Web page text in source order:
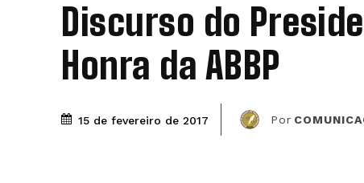
Discurso do
Honra da ABBP
15 de fevereiro de 2017 Por